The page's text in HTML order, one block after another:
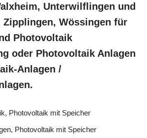
Unterwilflingen und
Wössingen für
Photovoltaik
oder Photovoltaik Anlagen
Anlagen /
Photovoltaik mit Speicher
Photovoltaik mit Speicher